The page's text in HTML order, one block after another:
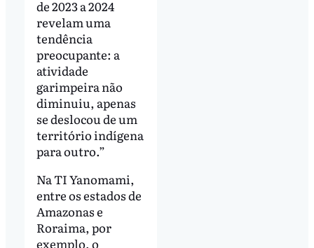
de 2023 a 2024
revelam uma
tendência
preocupante: a
atividade
garimpeira não
diminuiu, apenas
se deslocou de um
território indígena
para outro.”
Na TI Yanomami,
entre os estados de
Amazonas e
Roraima, por
exemplo, o